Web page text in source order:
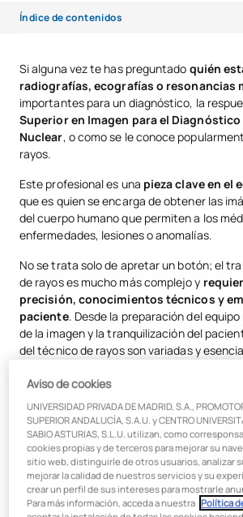
Índice de contenidos
Funciones del técnico de rayos
Si alguna vez te has preguntado quién
radiografías, ecografías o resonancias
importantes para un diagnóstico, la
Superior en Imagen para el
Nuclear, o como se le conoce
rayos.
Este profesional es una pieza clave en el
que es quien se encarga de obtener las
del cuerpo humano que permiten a los
enfermedades, lesiones o anomalías.
No se trata solo de apretar un botón; el
de rayos es mucho más complejo y
precisión, conocimientos técnicos y
paciente. Desde la preparación del
de la imagen y la tranquilización del
del técnico de rayos son variadas y
por imagen.
¿Qué es un técnico
imagen para el
UnTécnico Superior en Imagen para el
Medicina Nuclear (TSID) es un
Aviso de cookies
UNIVERSIDAD PRIVADA DE MADRID, S.A.,
SUPERIOR ANDALUCÍA, S.A.U. y CENTRO
SABIO ASTURIAS, S.L.U. utilizan, como
cookies propias y de terceros para mejorar su
sitio web, distinguirle de otros usuarios, analizar
mejorar la calidad de nuestros servicios y su
crear un perfil de sus intereses para mostrarle
Para más información, acceda a nuestra Política